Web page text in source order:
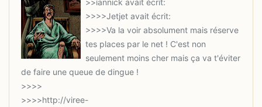
>>>>Va la voir absolument mais réserve
tes places par le net ! C'est non
seulement moins cher mais ça va t'éviter
>>>>http://viree-